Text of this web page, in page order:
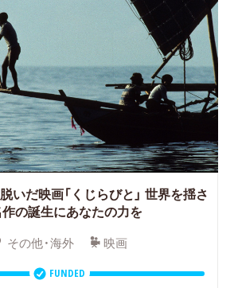
いだ映画「くじらびと」 世界を揺さ
の誕生にあなたの力を
その他・海外 映画
FUNDED